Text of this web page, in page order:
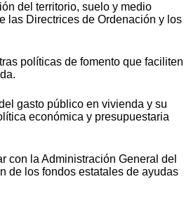
del territorio, suelo y medio
las Directrices de Ordenación y los
políticas de fomento que faciliten
gasto público en vivienda y su
económica y presupuestaria
con la Administración General del
de los fondos estatales de ayudas